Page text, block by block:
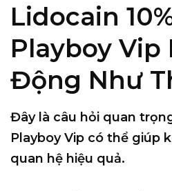
Lidocain
Playboy Vip
Động Như
Đây là câu hỏi quan
Playboy Vip có thể giúp
quan hệ hiệu quả.